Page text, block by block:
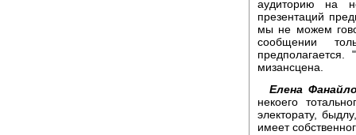
аудиторию на
презентаций
мы не можем
сообщении
мизансцена.
Елена
некоего
электорату,
имеет